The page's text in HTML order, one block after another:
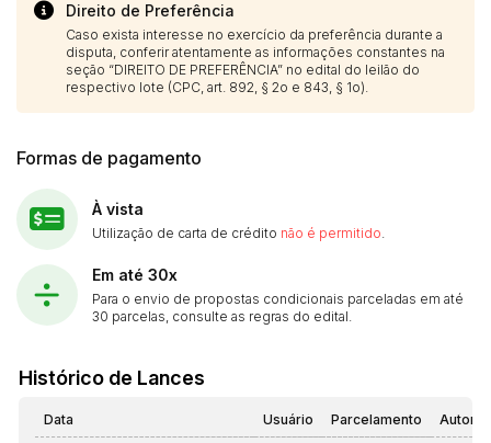
Direito de Preferência
Caso exista interesse no exercício da preferência durante a
disputa, conferir atentamente as informações constantes na
seção “DIREITO DE PREFERÊNCIA” no edital do leilão do
respectivo lote (CPC, art. 892, § 2o e 843, § 1o).
Formas de pagamento
À vista
Utilização de carta de crédito não é permitido
Em até 30x
Para o envio de propostas condicionais parceladas em até
30 parcelas, consulte as regras do edital.
Histórico de Lances
Data Usuário Parcelamento